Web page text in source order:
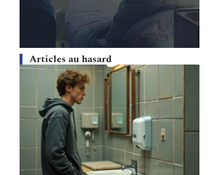
Articles au hasard